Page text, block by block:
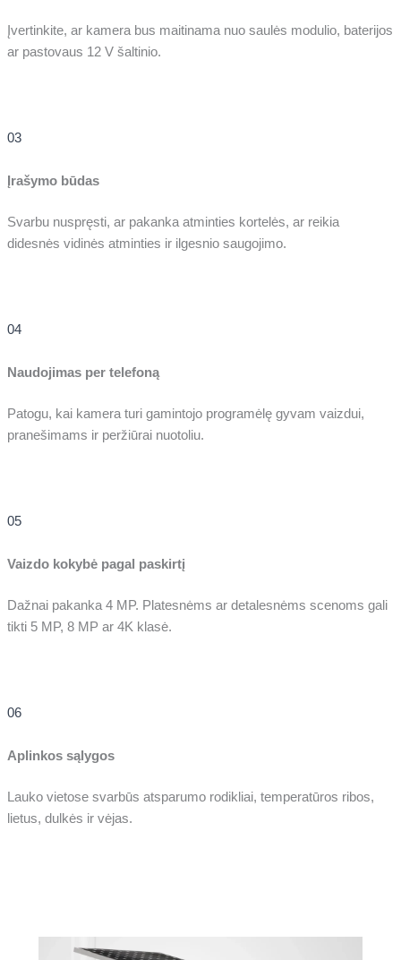
Įvertinkite, ar kamera bus maitinama nuo saulės modulio, baterijos
ar pastovaus 12 V šaltinio.
03
Įrašymo būdas
Svarbu nuspręsti, ar pakanka atminties kortelės, ar reikia
didesnės vidinės atminties ir ilgesnio saugojimo.
04
Naudojimas per telefoną
Patogu, kai kamera turi gamintojo programėlę gyvam vaizdui,
pranešimams ir peržiūrai nuotoliu.
05
Vaizdo kokybė pagal paskirtį
Dažnai pakanka 4 MP. Platesnėms ar detalesnėms scenoms gali
tikti 5 MP, 8 MP ar 4K klasė.
06
Aplinkos sąlygos
Lauko vietose svarbūs atsparumo rodikliai, temperatūros ribos,
lietus, dulkės ir vėjas.